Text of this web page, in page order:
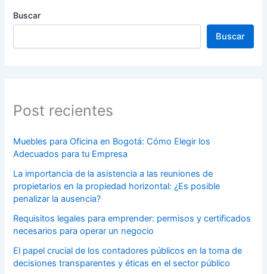
Buscar
Buscar
Post recientes
Muebles para Oficina en Bogotá: Cómo Elegir los
Adecuados para tu Empresa
La importancia de la asistencia a las reuniones de
propietarios en la propiedad horizontal: ¿Es posible
penalizar la ausencia?
Requisitos legales para emprender: permisos y certificados
necesarios para operar un negocio
El papel crucial de los contadores públicos en la toma de
decisiones transparentes y éticas en el sector público